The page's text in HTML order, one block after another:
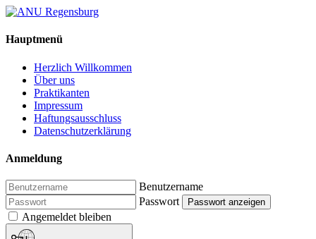
Hauptmenü
Herzlich Willkommen
Über uns
Praktikanten
Impressum
Haftungsausschluss
Datenschutzerklärung
Anmeldung
Benutzername
Passwort
Passwort anzeigen
Angemeldet bleiben